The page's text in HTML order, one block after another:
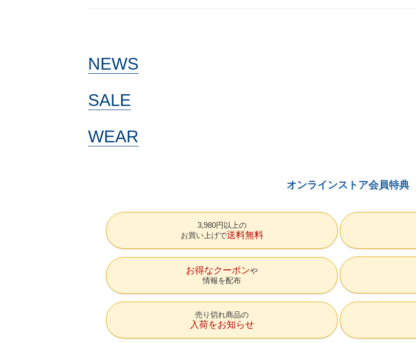
NEWS
SALE
WEAR
オンラインストア会員特典
3,980円以上の
お買い上げで送料無料
お得なクーポン
情報を配布
売り切れ商品の
入荷をお知らせ